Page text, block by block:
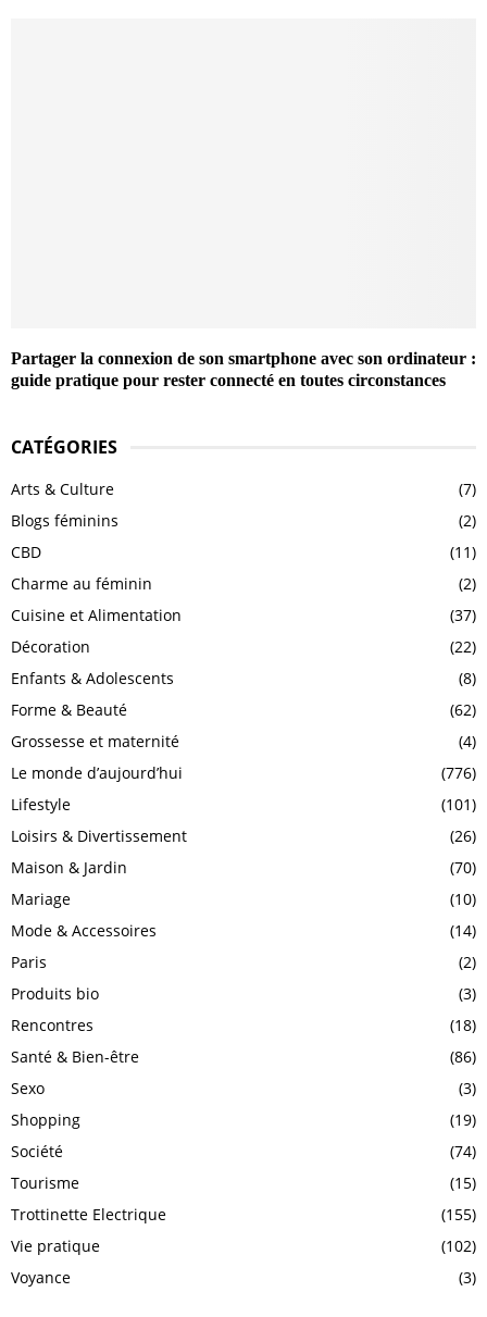
Partager la connexion de son smartphone avec son ordinateur :
guide pratique pour rester connecté en toutes circonstances
CATÉGORIES
Arts & Culture
(7)
Blogs féminins
(2)
CBD
(11)
Charme au féminin
(2)
Cuisine et Alimentation
(37)
Décoration
(22)
Enfants & Adolescents
(8)
Forme & Beauté
(62)
Grossesse et maternité
(4)
Le monde d’aujourd’hui
(776)
Lifestyle
(101)
Loisirs & Divertissement
(26)
Maison & Jardin
(70)
Mariage
(10)
Mode & Accessoires
(14)
Paris
(2)
Produits bio
(3)
Rencontres
(18)
Santé & Bien-être
(86)
Sexo
(3)
Shopping
(19)
Société
(74)
Tourisme
(15)
Trottinette Electrique
(155)
Vie pratique
(102)
Voyance
(3)